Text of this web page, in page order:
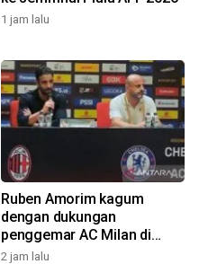
1 jam lalu
Ruben Amorim kagum
dengan dukungan
penggemar AC Milan di
Indonesia
2 jam lalu